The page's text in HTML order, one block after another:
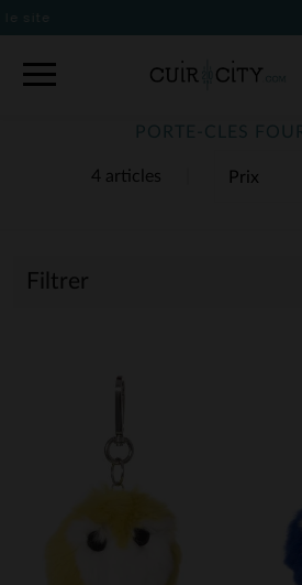
4 articles
PORTE-CLES
Filtrer